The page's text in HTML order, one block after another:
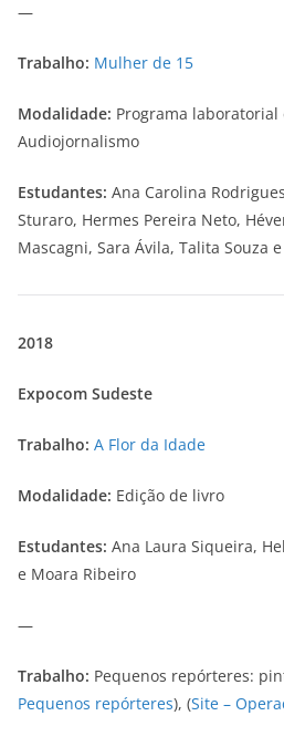
—
Trabalho: Mulher de 15
Modalidade: Programa
Audiojornalismo
Estudantes: Ana Carolina
Sturaro, Hermes Pereira Neto,
Mascagni, Sara Ávila, Talita Souza
2018
Expocom Sudeste
Trabalho: A Flor da Idade
Modalidade: Edição de livro
Estudantes: Ana Laura Siqueira,
e Moara Ribeiro
—
Trabalho: Pequenos repórteres:
Pequenos repórteres), (Site –